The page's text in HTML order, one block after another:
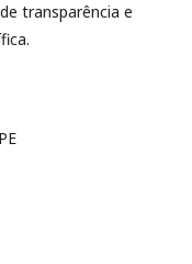
transparência e